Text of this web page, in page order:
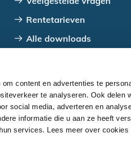
content en advertenties te
te analyseren. Ook delen
social media, adverteren en
informatie die u aan ze heeft
services. Lees meer over cookies
Rentetarieven
Alle downloads
Aanmelden nieuwsbrief